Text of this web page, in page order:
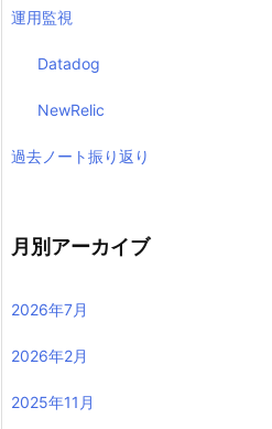
運用監視
Datadog
NewRelic
過去ノート振り返り
月別アーカイブ
2026年7月
2026年2月
2025年11月